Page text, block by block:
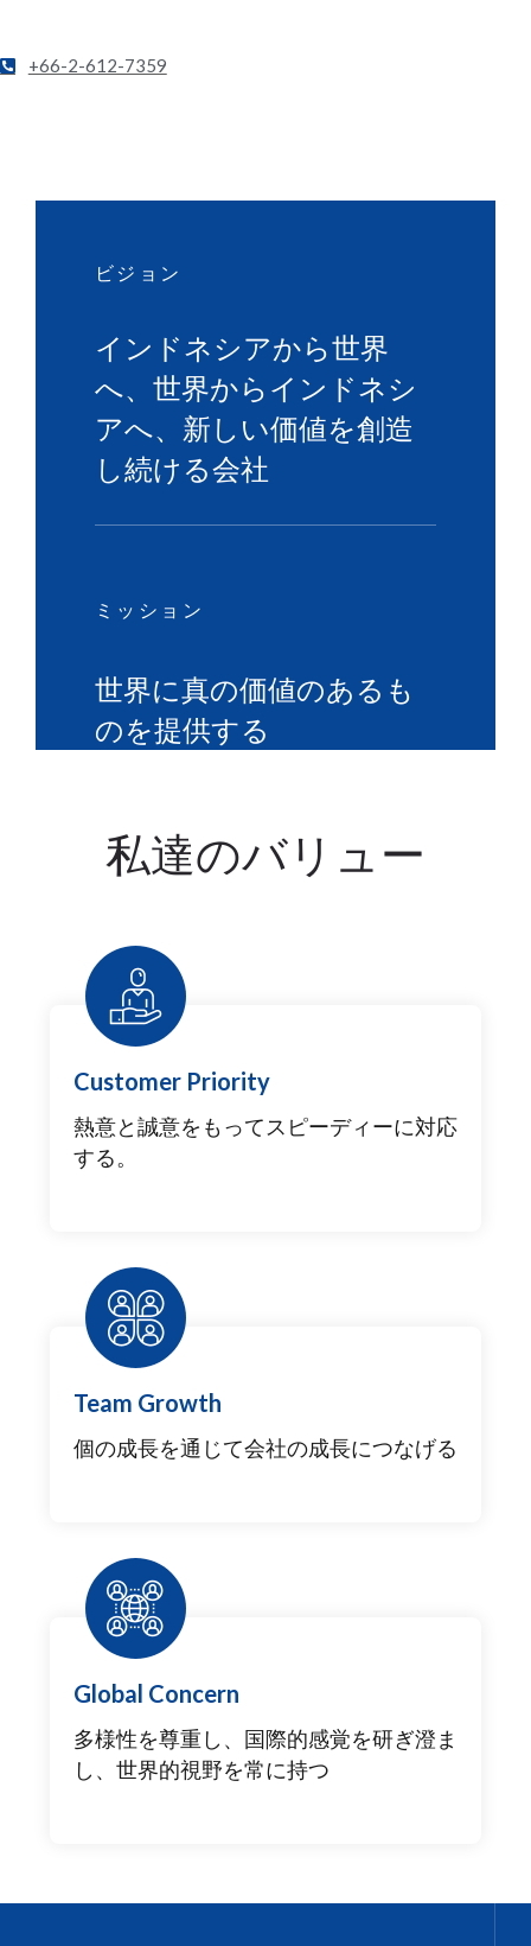
+66-2-612-7359
ビジョン
インドネシアから世界
へ、世界からインドネシ
アへ、新しい価値を創造
し続ける会社
ミッション
世界に真の価値のあるも
のを提供する
私達のバリュー
Customer Priority
熱意と誠意をもってスピーディーに対応
する。
Team Growth
個の成長を通じて会社の成長につなげる
Global Concern
多様性を尊重し、国際的感覚を研ぎ澄ま
し、世界的視野を常に持つ